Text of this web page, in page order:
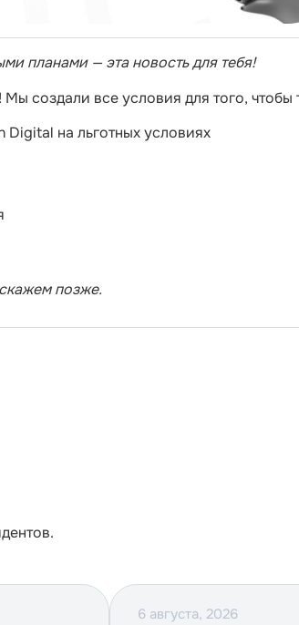
планами — эта новость для тебя!
! Мы создали все условия для того, чтобы
на льготных условиях
позже.
6 августа, 2026